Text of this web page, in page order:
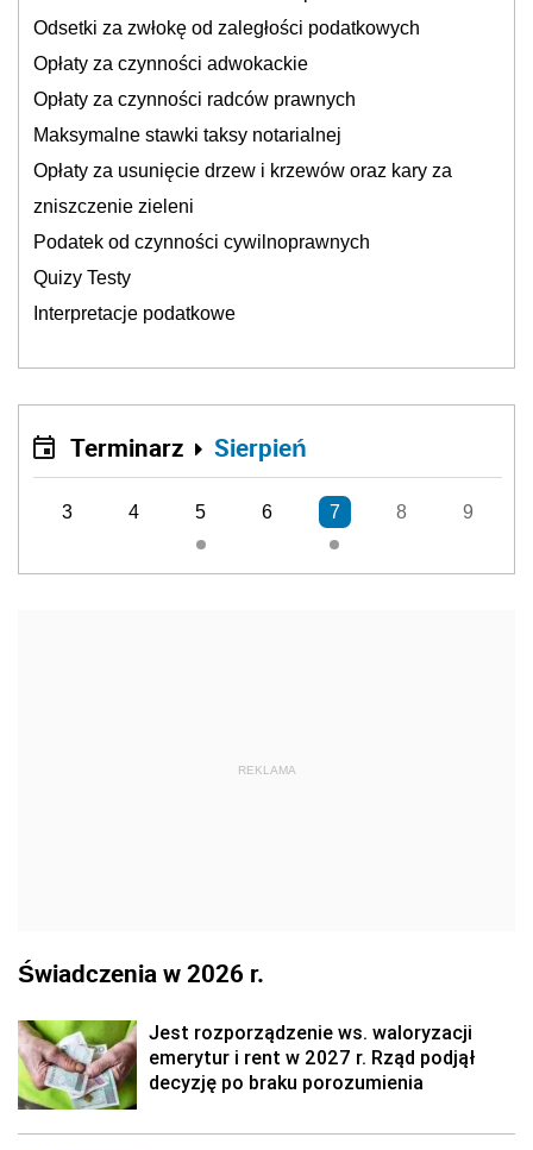
Odsetki za zwłokę od zaległości podatkowych
Opłaty za czynności adwokackie
Opłaty za czynności radców prawnych
Maksymalne stawki taksy notarialnej
Opłaty za usunięcie drzew i krzewów oraz kary za
zniszczenie zieleni
Podatek od czynności cywilnoprawnych
Quizy Testy
Interpretacje podatkowe
Terminarz Sierpień
3 4 5 6 7 8 9
REKLAMA
Świadczenia w 2026 r.
Jest rozporządzenie ws. waloryzacji
emerytur i rent w 2027 r. Rząd podjął
decyzję po braku porozumienia